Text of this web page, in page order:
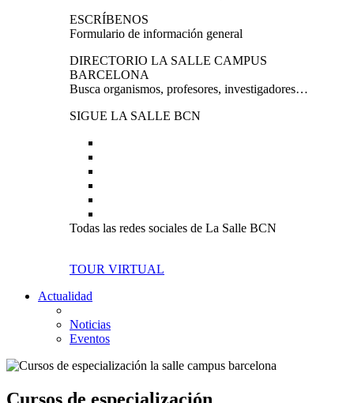
ESCRÍBENOS
Formulario de información general
DIRECTORIO LA SALLE CAMPUS
BARCELONA
Busca organismos, profesores, investigadores…
SIGUE LA SALLE BCN
Todas las redes sociales de La Salle BCN
TOUR VIRTUAL
Actualidad
Noticias
Eventos